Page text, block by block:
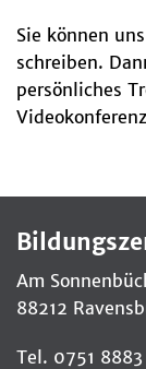
Sie können
schreiben.
persönliches
Am
88212
Tel. 0751